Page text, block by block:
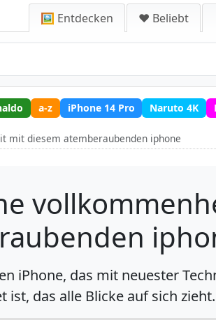
🖼️ Entdecken ❤️ Beliebt
a-z iPhone 14 Pro Naruto 4K
mit diesem atemberaubenden iphone
iPhone, das mit neuester
ist, das alle Blicke auf sich zieht.